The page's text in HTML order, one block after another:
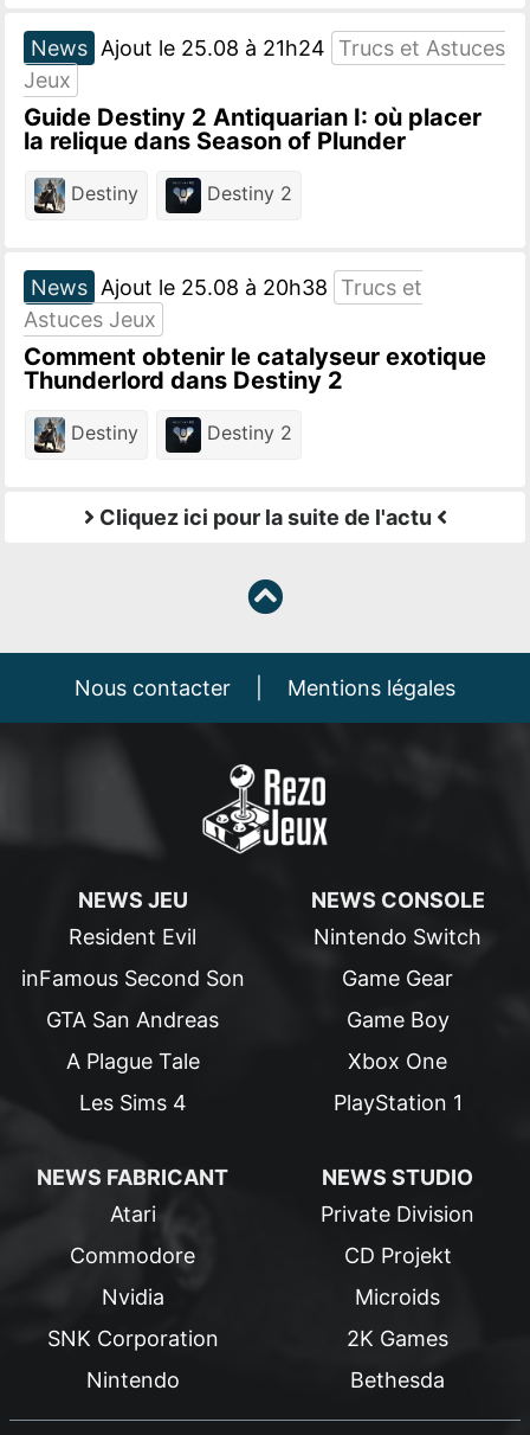
News Ajout le 25.08 à 21h24
Trucs et Astuces
Jeux
Guide Destiny 2 Antiquarian I: où placer
la relique dans Season of Plunder
Destiny Destiny 2
News Ajout le 25.08 à 20h38
Trucs et
Astuces Jeux
Comment obtenir le catalyseur exotique
Thunderlord dans Destiny 2
Destiny Destiny 2
Cliquez ici pour la suite de l'actu
Nous contacter Mentions légales
NEWS JEU
Resident Evil
inFamous Second Son
GTA San Andreas
A Plague Tale
Les Sims 4
NEWS CONSOLE
Nintendo Switch
Game Gear
Game Boy
Xbox One
PlayStation 1
NEWS FABRICANT
Atari
Commodore
Nvidia
SNK Corporation
Nintendo
NEWS STUDIO
Private Division
CD Projekt
Microids
2K Games
Bethesda